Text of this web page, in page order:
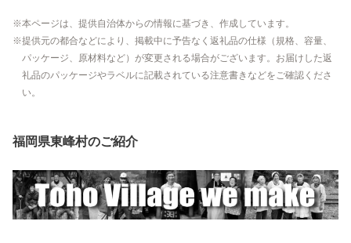
本ページは、提供自治体からの情報に基づき、作成しています。
提供元の都合などにより、掲載中に予告なく返礼品の仕様（規格、容量、
パッケージ、原材料など）が変更される場合がございます。お届けした返
礼品のパッケージやラベルに記載されている注意書きなどをご確認くださ
い。
福岡県東峰村のご紹介